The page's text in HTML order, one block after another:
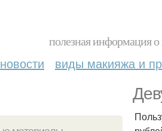
полезная информация
новости виды макияжа и